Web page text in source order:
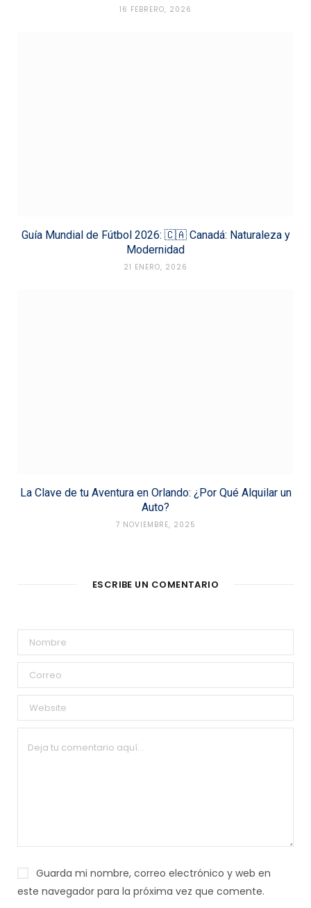
16 FEBRERO, 2026
Guía Mundial de Fútbol 2026: 🇨🇦 Canadá: Naturaleza y
Modernidad
21 ENERO, 2026
La Clave de tu Aventura en Orlando: ¿Por Qué Alquilar un
Auto?
7 NOVIEMBRE, 2025
ESCRIBE UN COMENTARIO
Guarda mi nombre, correo electrónico y web en
este navegador para la próxima vez que comente.